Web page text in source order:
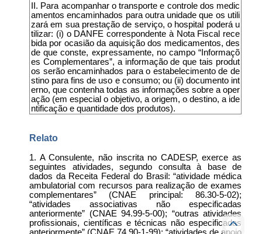
II. Para acompanhar o transporte e controle dos medic
amentos encaminhados para outra unidade que os utili
zará em sua prestação de serviço, o hospital poderá u
tilizar: (i) o DANFE correspondente à Nota Fiscal rece
bida por ocasião da aquisição dos medicamentos, des
de que conste, expressamente, no campo “Informaçõ
es Complementares”, a informação de que tais produt
os serão encaminhados para o estabelecimento de de
stino para fins de uso e consumo; ou (ii) documento int
erno, que contenha todas as informações sobre a oper
ação (em especial o objetivo, a origem, o destino, a ide
ntificação e quantidade dos produtos).
Relato
1. A Consulente, não inscrita no CADESP, exerce as
seguintes atividades, segundo consulta à base de
dados da Receita Federal do Brasil: “atividade médica
ambulatorial com recursos para realização de exames
complementares” (CNAE principal: 86.30-5-02);
“atividades associativas não especificadas
anteriormente” (CNAE 94.99-5-00); “outras atividades
profissionais, científicas e técnicas não especificadas